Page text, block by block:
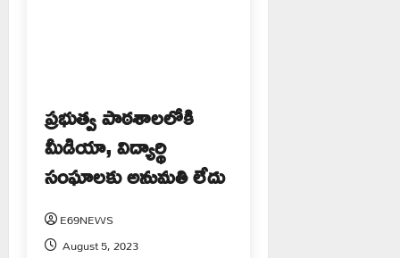
ప్రభుత్వ పాఠశాలలోకి
మీడియా, విద్యార్థి
సంఘాలకు అనుమతి లేదు
E69NEWS
August 5, 2023